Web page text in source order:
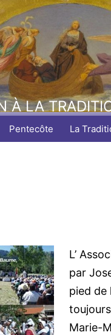
À LA
Pentecôte La
L’
par
pied de
Marie-